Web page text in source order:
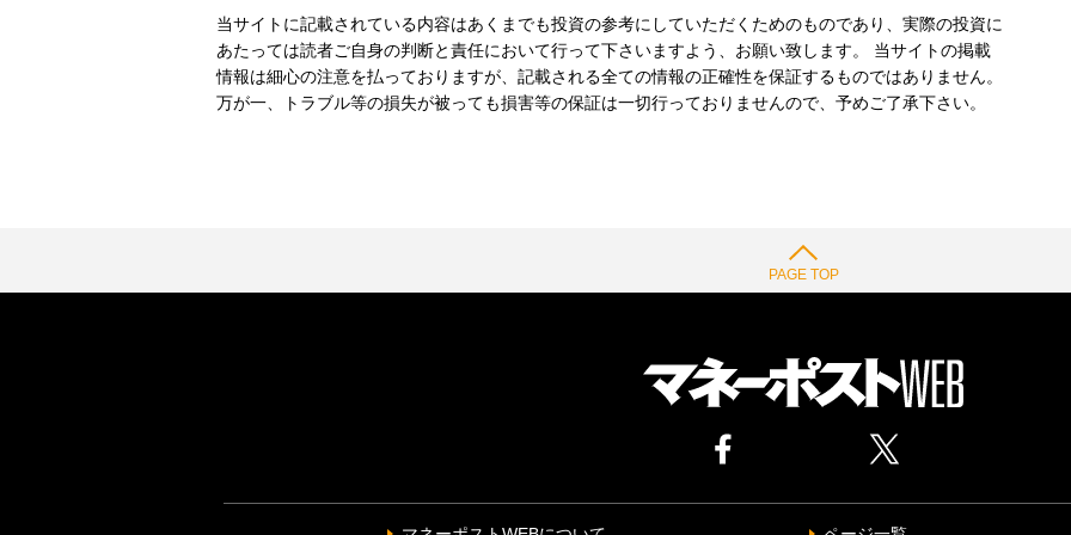
当サイトに記載されている内容はあくまでも投資の参考にしていただくためのものであり、実際の投資に
あたっては読者ご自身の判断と責任において行って下さいますよう、お願い致します。 当サイトの掲載
情報は細心の注意を払っておりますが、記載される全ての情報の正確性を保証するものではありません。
万が一、トラブル等の損失が被っても損害等の保証は一切行っておりませんので、予めご了承下さい。
PAGE TOP